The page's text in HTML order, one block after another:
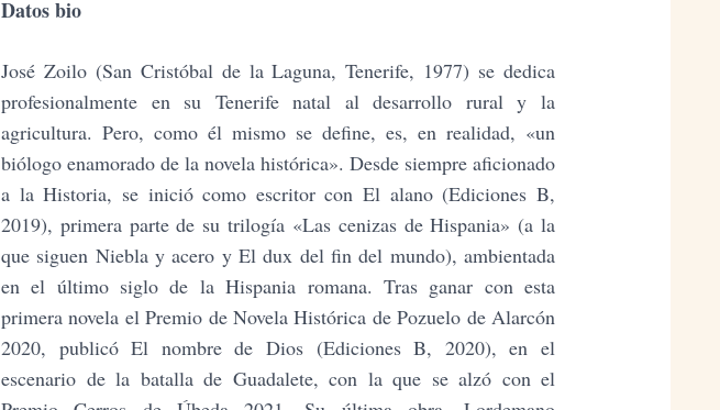
Datos bio
José Zoilo (San Cristóbal de la Laguna, Tenerife, 1977) se dedica
profesionalmente en su Tenerife natal al desarrollo rural y la
agricultura. Pero, como él mismo se define, es, en realidad, «un
biólogo enamorado de la novela histórica». Desde siempre aficionado
a la Historia, se inició como escritor con El alano (Ediciones B,
2019), primera parte de su trilogía «Las cenizas de Hispania» (a la
que siguen Niebla y acero y El dux del fin del mundo), ambientada
en el último siglo de la Hispania romana. Tras ganar con esta
primera novela el Premio de Novela Histórica de Pozuelo de Alarcón
2020, publicó El nombre de Dios (Ediciones B, 2020), en el
escenario de la batalla de Guadalete, con la que se alzó con el